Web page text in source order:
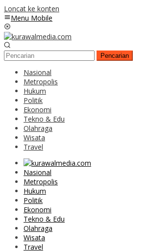
Loncat ke konten
Menu Mobile
Pencarian
Nasional
Metropolis
Hukum
Politik
Ekonomi
Tekno & Edu
Olahraga
Wisata
Travel
Nasional
Metropolis
Hukum
Politik
Ekonomi
Tekno & Edu
Olahraga
Wisata
Travel